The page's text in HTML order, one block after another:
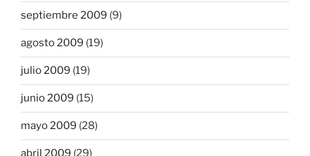
septiembre 2009 (9)
agosto 2009 (19)
julio 2009 (19)
junio 2009 (15)
mayo 2009 (28)
abril 2009 (29)